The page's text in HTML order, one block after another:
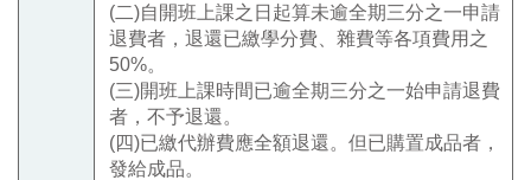
(二)自開班上課之日起算未逾全期三分之一申請
退費者，退還已繳學分費、雜費等各項費用之
50%。
(三)開班上課時間已逾全期三分之一始申請退費
者，不予退還。
(四)已繳代辦費應全額退還。但已購置成品者，
發給成品。